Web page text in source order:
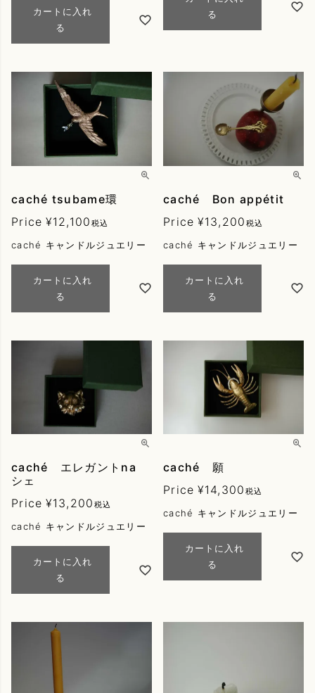
カートに入れ
る
る
caché tsubame環
Price ¥12,100 税込
caché キャンドルジュエリー
カートに入れ
る
caché Bon appétit
Price ¥13,200 税込
caché キャンドルジュエリー
カートに入れ
る
caché エレガントna
シェ
Price ¥13,200 税込
caché キャンドルジュエリー
カートに入れ
る
caché 願
Price ¥14,300 税込
caché キャンドルジュエリー
カートに入れ
る